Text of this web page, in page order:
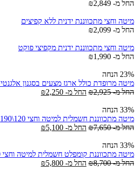
החל מ-
₪2,849
מיטה וחצי מתכווננת ידנית ללא קפיצים
החל מ-
₪2,099
מיטה וחצי מתכווננת ידנית מקפיצי פוקט
החל מ-
₪1,990
23% הנחה
מיטה מרופדת כולל ארגז מצעים בסגנון אלגנטי 120/190
החל מ-
₪2,925 החל מ- ₪2,250
33% הנחה
מיטה מתכווננת חשמלית למיטה וחצי 120\190
החל מ-
₪7,650 החל מ- ₪5,100
33% הנחה
מיטה מתכווננת קומפלט חשמלית למיטה וחצי 120\190
החל מ-
₪8,700 החל מ- ₪5,800